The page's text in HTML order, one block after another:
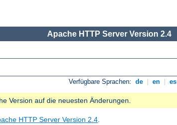
Apache HTTP Server Version 2.4
Verfügbare Sprachen: de en es
Version auf die neuesten Änderungen.
HTTP Server Version 2.4.